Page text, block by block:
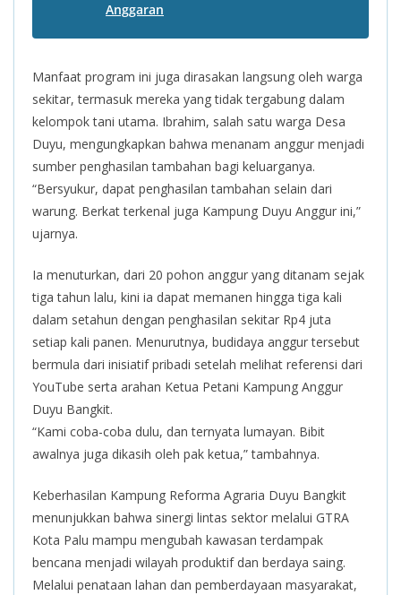
Anggaran
Manfaat program ini juga dirasakan langsung oleh warga
sekitar, termasuk mereka yang tidak tergabung dalam
kelompok tani utama. Ibrahim, salah satu warga Desa
Duyu, mengungkapkan bahwa menanam anggur menjadi
sumber penghasilan tambahan bagi keluarganya.
“Bersyukur, dapat penghasilan tambahan selain dari
warung. Berkat terkenal juga Kampung Duyu Anggur ini,”
ujarnya.
Ia menuturkan, dari 20 pohon anggur yang ditanam sejak
tiga tahun lalu, kini ia dapat memanen hingga tiga kali
dalam setahun dengan penghasilan sekitar Rp4 juta
setiap kali panen. Menurutnya, budidaya anggur tersebut
bermula dari inisiatif pribadi setelah melihat referensi dari
YouTube serta arahan Ketua Petani Kampung Anggur
Duyu Bangkit.
“Kami coba-coba dulu, dan ternyata lumayan. Bibit
awalnya juga dikasih oleh pak ketua,” tambahnya.
Keberhasilan Kampung Reforma Agraria Duyu Bangkit
menunjukkan bahwa sinergi lintas sektor melalui GTRA
Kota Palu mampu mengubah kawasan terdampak
bencana menjadi wilayah produktif dan berdaya saing.
Melalui penataan lahan dan pemberdayaan masyarakat,